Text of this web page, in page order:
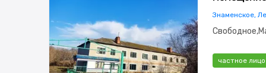
Знаменское,
частное лицо